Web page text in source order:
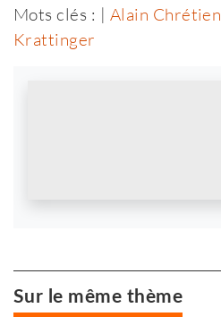
Mots clés : | Alain Chrétien
Krattinger
Sur le même thème